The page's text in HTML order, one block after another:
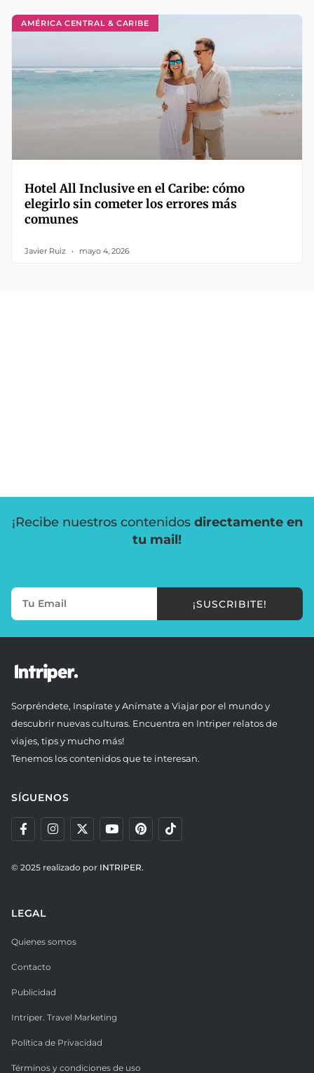
AMÉRICA CENTRAL & CARIBE
Hotel All Inclusive en el Caribe: cómo
elegirlo sin cometer los errores más
comunes
Javier Ruiz mayo 4, 2026
¡Recibe nuestros contenidos directamente en
tu mail!
¡SUSCRIBITE!
Sorpréndete, Inspírate y Anímate a Viajar por el mundo y
descubrir nuevas culturas. Encuentra en Intriper relatos de
viajes, tips y mucho más!
Tenemos los contenidos que te interesan.
SÍGUENOS
© 2025 realizado por INTRIPER.
LEGAL
Quienes somos
Contacto
Publicidad
Intriper. Travel Marketing
Política de Privacidad
Términos y condiciones de uso